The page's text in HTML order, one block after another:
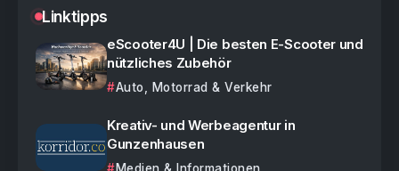
Linktipps
eScooter4U | Die besten E-Scooter und
nützliches Zubehör
Auto, Motorrad & Verkehr
Kreativ- und Werbeagentur in
Gunzenhausen
Medien & Informationen